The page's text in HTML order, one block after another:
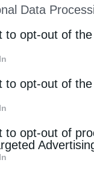
of
parties.
Data
to opt-out of
to opt-out of
to opt-out of
ως ο